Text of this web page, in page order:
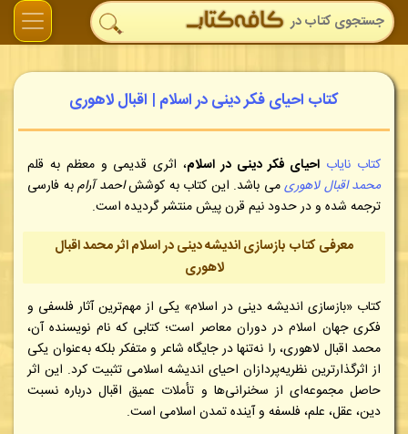
کتاب احیای فکر دینی در اسلام | اقبال لاهوری
کتاب نایاب احیای فکر دینی در اسلام، اثری قدیمی و معظم به قلم
محمد اقبال لاهوریمی باشد. این کتاب به کوششاحمد آرامبه فارسی
ترجمه شده و در حدود نیم قرن پیش منتشر گردیده است.
معرفی کتاب بازسازی اندیشه دینی در اسلام اثر محمد اقبال
لاهوری
کتاب «بازسازی اندیشه دینی در اسلام» یکی از مهم‌ترین آثار فلسفی و
فکری جهان اسلام در دوران معاصر است؛ کتابی که نام نویسنده آن،
محمد اقبال لاهوری، را نه‌تنها در جایگاه شاعر و متفکر بلکه به‌عنوان یکی
از اثرگذارترین نظریه‌پردازان احیای اندیشه اسلامی تثبیت کرد. این اثر
حاصل مجموعه‌ای از سخنرانی‌ها و تأملات عمیق اقبال درباره نسبت
دین، عقل، علم، فلسفه و آینده تمدن اسلامی است.